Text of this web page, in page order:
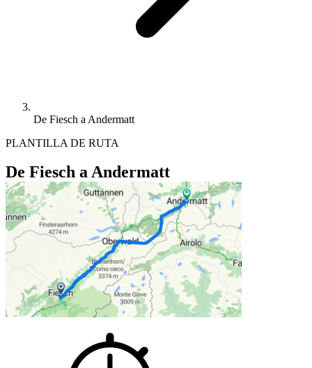
De Fiesch a Andermatt
PLANTILLA DE RUTA
De Fiesch a Andermatt